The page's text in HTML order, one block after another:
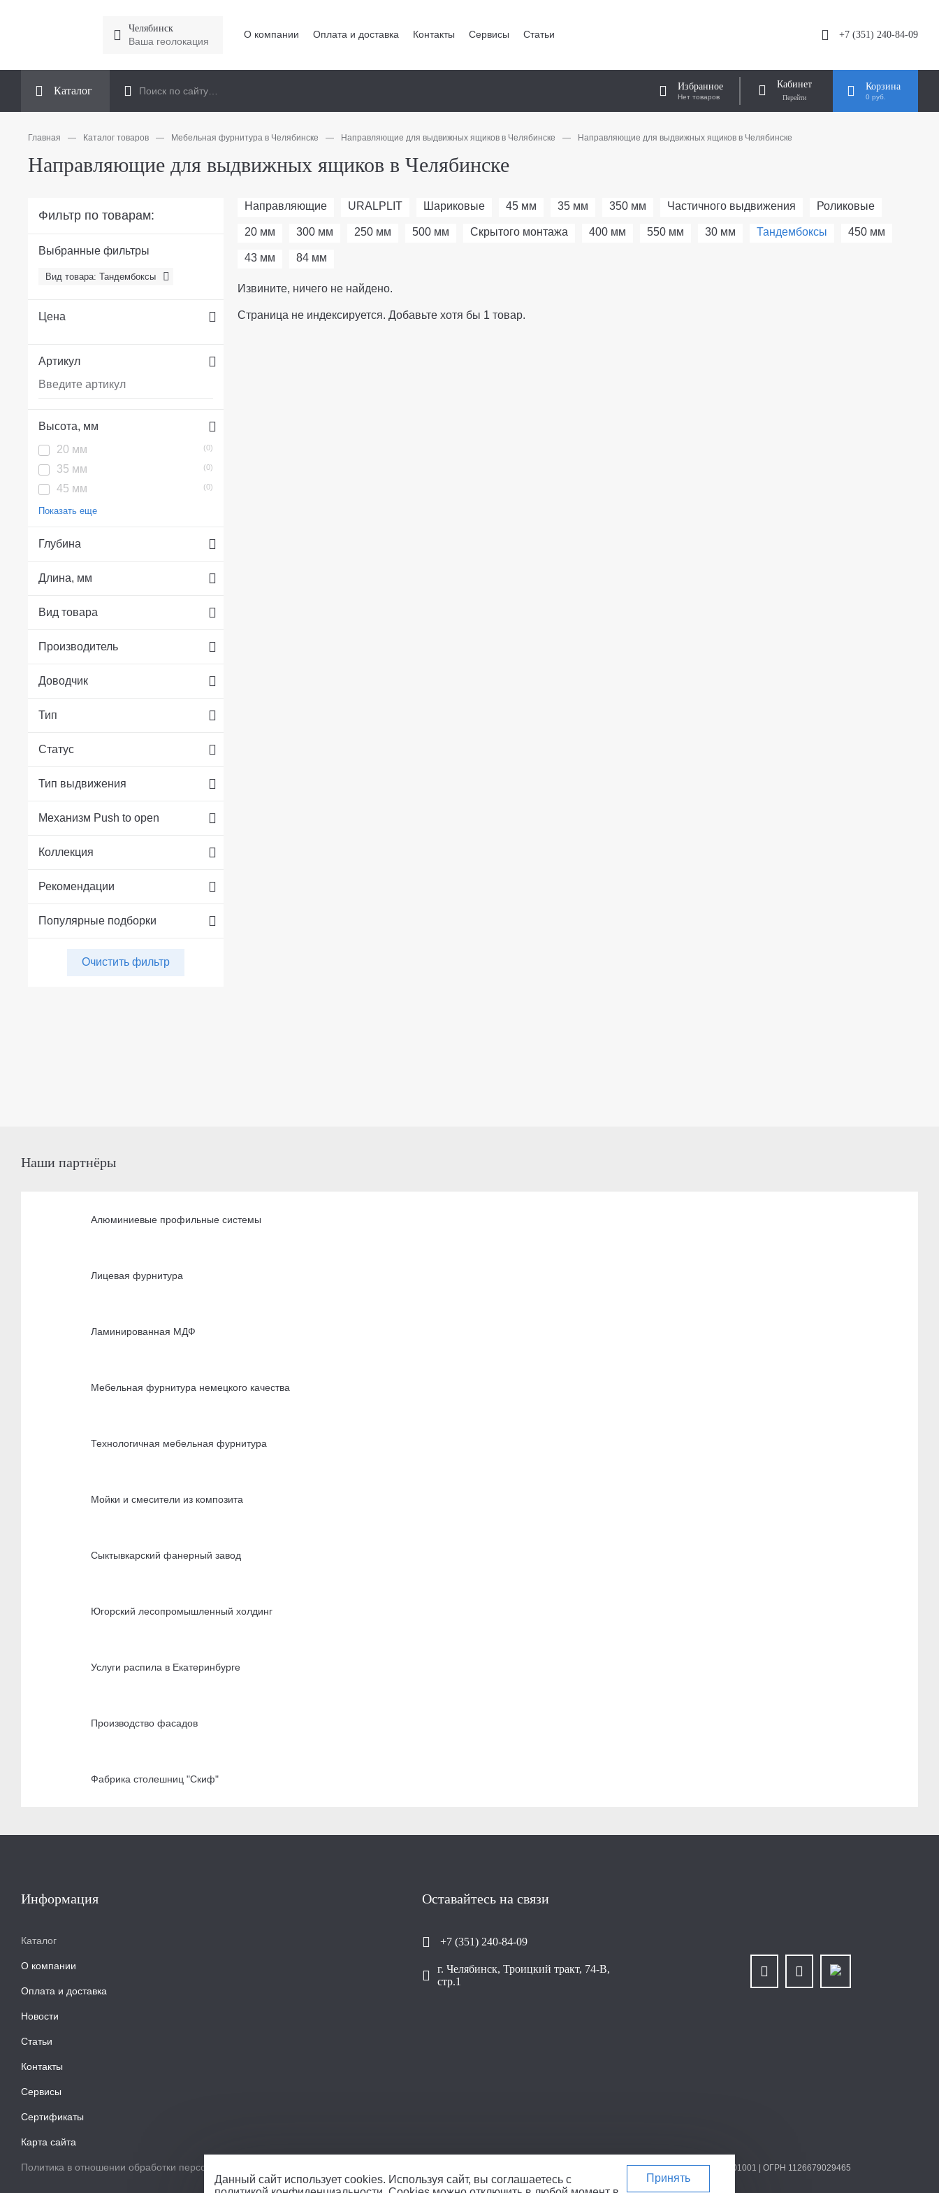
Челябинск
Ваша геолокация
О компании Оплата и доставка Контакты Сервисы Статьи +7 (351) 240-84-09
Каталог Избранное
Нет товаров
Кабинет Корзина
0 руб.
Главная — Каталог товаров — Мебельная фурнитура в Челябинске — Направляющие для выдвижных ящиков в Челябинске — Направляющие для выдвижных ящиков в Челябинске
Направляющие для выдвижных ящиков в Челябинске
Фильтр по товарам:
Выбранные фильтры
Вид товара: Тандембоксы
Цена
Артикул
Высота, мм
20 мм
(0)
35 мм (0)
45 мм (0)
Показать еще
Глубина
Длина, мм
Вид товара
Производитель
Доводчик
Тип
Статус
Тип выдвижения
Механизм Push to open
Коллекция
Рекомендации
Популярные подборки
Очистить фильтр
Направляющие URALPLIT Шариковые 45 мм 35 мм 350 мм Частичного выдвижения Роликовые
20 мм 300 мм 250 мм 500 мм Скрытого монтажа 400 мм 550 мм 30 мм Тандембоксы 450 мм
43 мм 84 мм
Извините, ничего не найдено.
Страница не индексируется. Добавьте хотя бы 1 товар.
Наши партнёры
Алюминиевые профильные системы
Лицевая фурнитура
Ламинированная МДФ
Мебельная фурнитура немецкого качества
Технологичная мебельная фурнитура
Мойки и смесители из композита
Сыктывкарский фанерный завод
Югорский лесопромышленный холдинг
Услуги распила в Екатеринбурге
Производство фасадов
Фабрика столешниц "Скиф"
Информация
Каталог
О компании
Оплата и доставка
Новости
Статьи
Контакты
Сервисы
Сертификаты
Карта сайта
Политика в отношении обработки персональных данных
Оставайтесь на связи
+7 (351) 240-84-09
г. Челябинск, Троицкий тракт, 74-В,
стр.1
ООО «Уралплит» | ИНН/КПП 6679025768/667901001 | ОГРН 1126679029465
Данный сайт использует cookies. Используя сайт, вы соглашаетесь с
Принять